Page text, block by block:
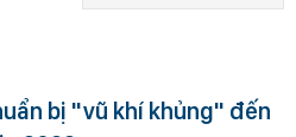
bị "vũ khí khủng" đến